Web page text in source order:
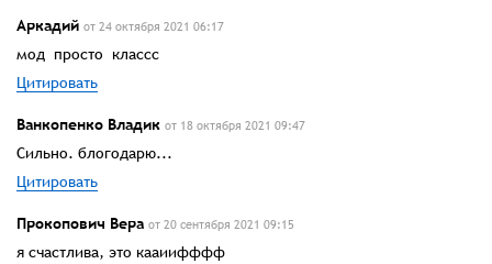
Аркадий от 24 октября 2021 06:17
мод просто классс
Цитировать
Ванкопенко Владик от 18 октября 2021 09:47
Сильно. блогодарю...
Цитировать
Прокопович Вера от 20 сентября 2021 09:15
я счастлива, это кааиифффф